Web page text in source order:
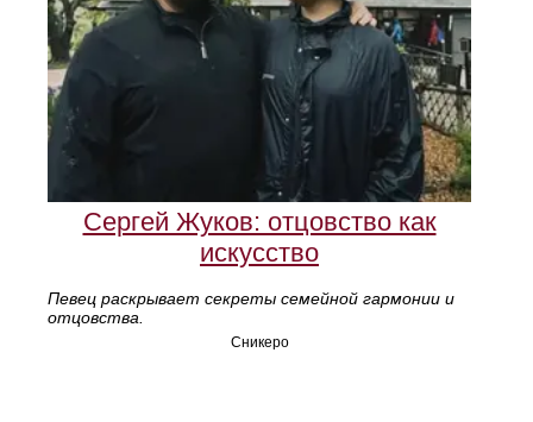
Сергей Жуков: отцовство как
искусство
Певец раскрывает секреты семейной гармонии и
отцовства.
Сникеро